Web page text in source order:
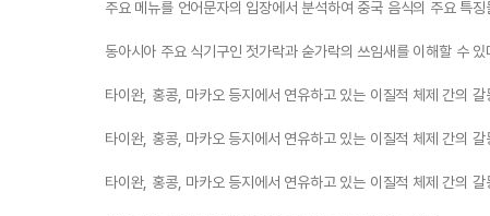
주요 메뉴를 언어문자의 입장에서 분석하여 중국 음식의 주요 특
동아시아 주요 식기구인 젓가락과 숟가락의 쓰임새를 이해할 수 있
타이완, 홍콩, 마카오 등지에서 연유하고 있는 이질적 체제 간의
타이완, 홍콩, 마카오 등지에서 연유하고 있는 이질적 체제 간의
타이완, 홍콩, 마카오 등지에서 연유하고 있는 이질적 체제 간의